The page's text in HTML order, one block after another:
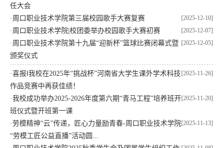
任大会
[2025-12-10]
· 周口职业技术学院第三届校园歌手大赛复赛
[2025-12-07]
· 周口职业技术学院|校团委举办校园歌手大赛初赛
[2025-12-05]
· 周口职业技术学院第十九届“迎新杯”篮球比赛闭幕式暨
颁奖仪式
[2025-11-26]
·喜报‖我校在2025年“挑战杯”河南省大学生课外学术科技
作品竞赛中再获佳绩！
[2025-11-20]
·我校成功举办2025-2026年度第六期“青马工程”培养班开
班仪式暨开班第一课
[2025-11-13]
·劳模精神“云”传递，匠心力量励青春-周口职业技术学院
“劳模工匠公益直播”活动圆...